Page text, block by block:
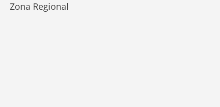
Zona Regional